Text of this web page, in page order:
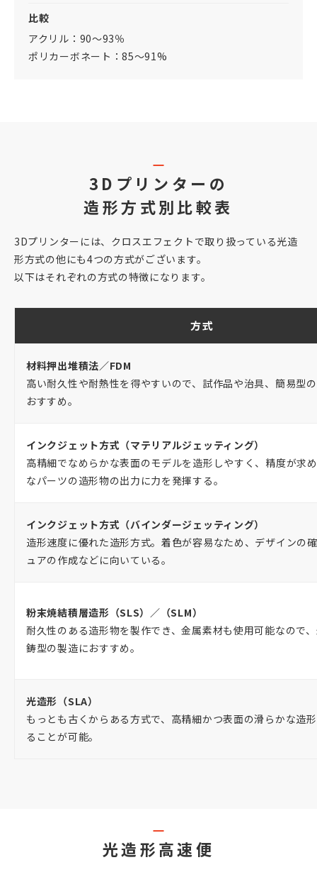
比較
アクリル：90～93％
ポリカーボネート：85～91%
3Dプリンターの
造形方式別比較表
3Dプリンターには、クロスエフェクトで取り扱っている光造
形方式の他にも4つの方式がございます。
以下はそれぞれの方式の特徴になります。
方式
材料押出堆積法／FDM
高い耐久性や耐熱性を得やすいので、試作品や治具、簡易型
おすすめ。
インクジェット方式（マテリアルジェッティング）
高精細でなめらかな表面のモデルを造形しやすく、精度が求
なパーツの造形物の出力に力を発揮する。
インクジェット方式（バインダージェッティング）
造形速度に優れた造形方式。着色が容易なため、デザインの
ュアの作成などに向いている。
粉末焼結積層造形（SLS）／（SLM）
耐久性のある造形物を製作でき、金属素材も使用可能なので
鋳型の製造におすすめ。
光造形（SLA）
もっとも古くからある方式で、高精細かつ表面の滑らかな造
ることが可能。
光造形高速便